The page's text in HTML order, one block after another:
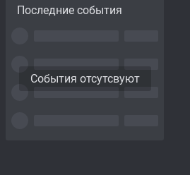
Последние события
События отсутсвуют